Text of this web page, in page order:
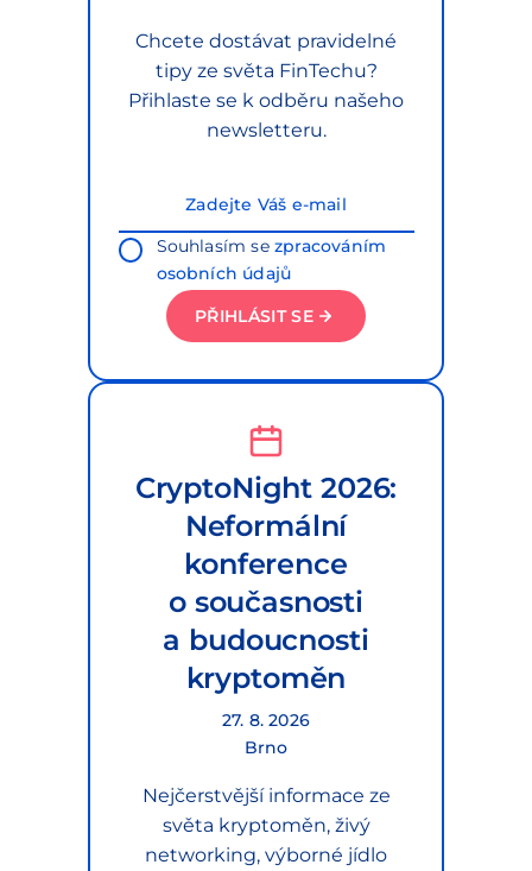
Chcete dostávat pravidelné
tipy ze světa FinTechu?
Přihlaste se k odběru našeho
newsletteru.
Souhlasím sezpracováním
osobních údajů
PŘIHLÁSIT SE
CryptoNight 2026:
Neformální
konference
o současnosti
a budoucnosti
kryptoměn
27. 8. 2026
Brno
Nejčerstvější informace ze
světa kryptoměn, živý
networking, výborné jídlo